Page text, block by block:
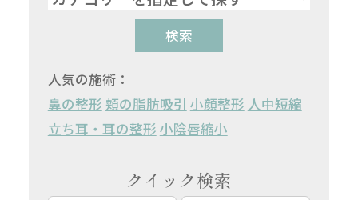
検索
人気の施術：
鼻の整形 頬の脂肪吸引 小顔整形 人中短縮
立ち耳・耳の整形 小陰唇縮小
クイック検索